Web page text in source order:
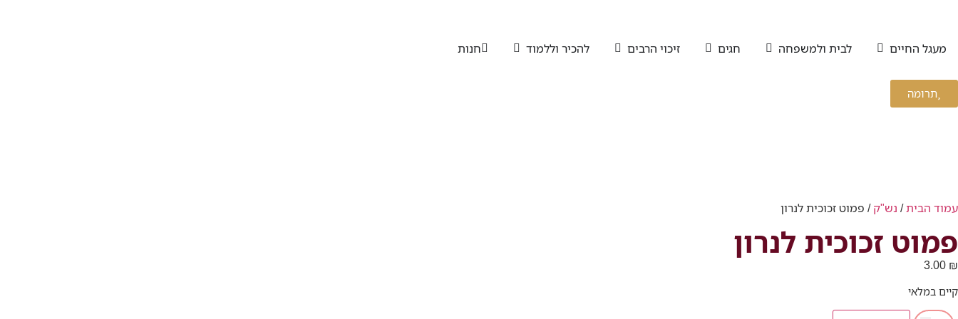
מעגל החיים לבית ולמשפחה חגים זיכוי הרבים להכיר וללמוד חנות
תרומה
עמוד הבית/ נש"ק/ פמוט זכוכית לנרון
פמוט זכוכית לנרון
3.00 ₪
קיים במלאי